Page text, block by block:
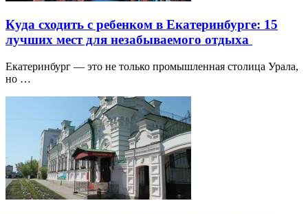
Куда сходить с ребенком в Екатеринбурге: 15
лучших мест для незабываемого отдыха
Екатеринбург — это не только промышленная столица Урала,
но …